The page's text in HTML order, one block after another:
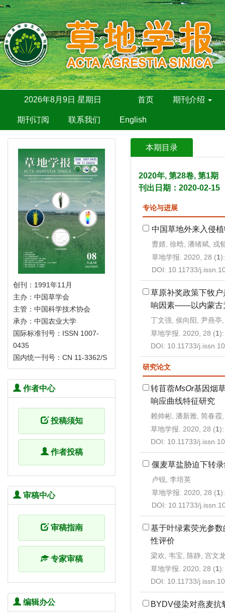
2026年8月9日 星期日 首页 期刊介绍
期刊订阅 联系我们 English
本期目录
2020年, 第28卷, 第1
刊出日期：2020-02-15
专论与进展
中国草地外来入侵
曹婧, 徐晗, 潘绪斌, 戎
草地学报. 2020, 28 (1
DOI: 10.11733/
草原补奖政策下牧
响因素——以内蒙古
丁文强, 侯向阳, 尹燕亭
草地学报. 2020, 28 (1
DOI: 10.11733/
研究论文
转苜蓿MsOr基因烟
响应曲线特征研究
赖帅彬, 潘新雅, 简春
草地学报. 2020, 28 (1
DOI: 10.11733/
偃麦草盐胁迫下转
卢锐, 李培英
草地学报. 2020, 28 (1
DOI: 10.11733/
基于叶绿素荧光参
性评价
梁欢, 韦宝, 陈静, 宫文
草地学报. 2020, 28 (1
DOI: 10.11733/
BYDV侵染对燕麦抗
创刊：1991年11月
主办：中国草学会
主管：中国科学技术协会
承办：中国农业大学
国际标准刊号：ISSN 1007-
0435
国内统一刊号：CN 11-3362/S
作者中心
投稿须知
作者投稿
审稿中心
审稿指南
专家审稿
编辑办公